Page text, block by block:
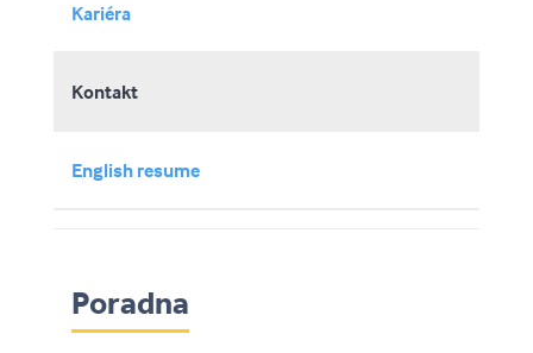
Kariéra
Kontakt
English resume
Poradna